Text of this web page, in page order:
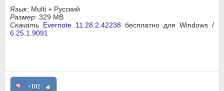
Язык: Multi + Русский
Размер: 329 MB
Скачать Evernote 11.28.2.42238 бесплатно для Windows /
6.25.1.9091
+102